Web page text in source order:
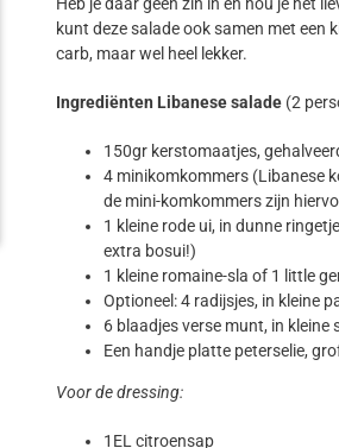
kunt deze salade ook samen met een
carb, maar wel heel lekker.
Ingrediënten Libanese salade (2
150gr kerstomaatjes,
4 minikomkommers (Libanese
de mini-komkommers zijn
1 kleine rode ui, in dunne
extra bosui!)
1 kleine romaine-sla of 1 little
Optioneel: 4 radijsjes, in kleine
6 blaadjes verse munt, in kleine
Een handje platte peterselie,
Voor de dressing:
1EL citroensap